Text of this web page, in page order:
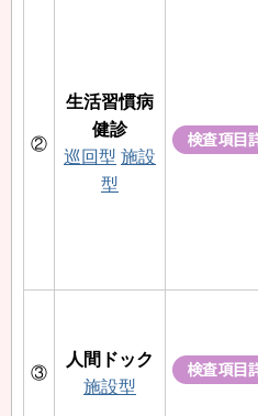
②
生活習慣病
健診
巡回型 施設
型
③
人間ドック
施設型